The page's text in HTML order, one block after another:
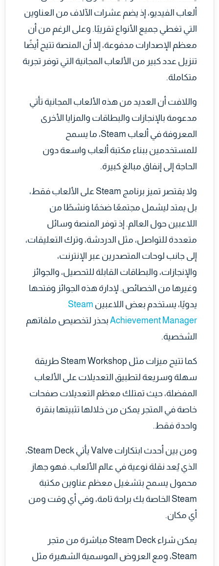
ألعاب الفيديو، إذ يضم عشرات الآلاف من العناوين
التي تغطي جميع الأنواع تقريبًا. وعلى الرغم من أن
معظم الإصدارات مدفوعة، إلا أن المنصة تتيح أيضًا
تنزيل عدد كبير من الألعاب المجانية التي توفر تجربة
متكاملة.
واللافت أن العديد من هذه الألعاب المجانية تأتي
مدعومة بالإنجازات والبطاقات والمزايا الأخرى
المعروفة في ألعاب Steam، ما يسمح
للمستخدمين ببناء مكتبة ألعاب واسعة دون
الحاجة إلى إنفاق مبالغ كبيرة.
ولا يقتصر تميز برنامج Steam على الألعاب فقط،
بل يمتد ليشمل مجتمعًا ضخمًا ونشطًا من
اللاعبين حول العالم. إذ توفر المنصة وسائل
متعددة للتواصل، مثل الدردشة، وترك التعليقات،
إلى جانب لوحات المتصدرين عبر الإنترنت،
والإنجازات، والبطاقات القابلة للتحصيل، والجوائز
وغيرها من الخصائص. لإدارة هذه الجوائز وفتحها
يدويًا، يستخدم بعض اللاعبين Steam
Achievement Manager بحذر لتخصيص ملفاتهم
الشخصية.
كما تتيح ميزات مثل Steam Workshop طريقة
سهلة وسريعة لتطبيق التعديلات على الألعاب
المفضلة، حيث تمتلك معظم التعديلات صفحات
خاصة في المتجر يمكن من خلالها تثبيتها بنقرة
واحدة فقط.
ومن بين أحدث ابتكارات Valve يأتي Steam Deck،
الذي يُعد نقلة نوعية في عالم الألعاب. فهو جهاز
محمول يسمح بتشغيل معظم عناوين مكتبة
Steam الخاصة بك براحة تامة، وفي أي وقت ومن
أي مكان.
يمكن شراء Steam Deck مباشرة من متجر
Steam، ومع العروض الموسمية الشهيرة مثل